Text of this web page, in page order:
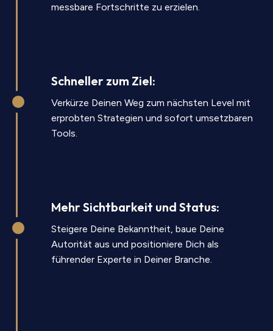
messbare Fortschritte zu erzielen.
Schneller zum Ziel:
Verkürze Deinen Weg zum nächsten Level mit
erprobten Strategien und sofort umsetzbaren
Tools.
Mehr Sichtbarkeit und Status:
Steigere Deine Bekanntheit, baue Deine
Autorität aus und positioniere Dich als
führender Experte in Deiner Branche.